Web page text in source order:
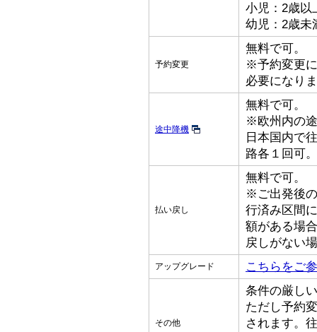
小児：2歳以
幼児：2歳未
予約変更
無料で可。
※予約変更
必要になり
途中降機
無料で可。
※欧州内の
日本国内で
路各１回可。
払い戻し
無料で可。
※ご出発後
行済み区間
額がある場
戻しがない
アップグレード こちらをご
その他
条件の厳し
ただし予約
されます。